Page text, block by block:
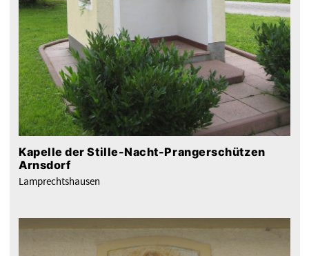
Kapelle der Stille-Nacht-Prangerschützen
Arnsdorf
Lamprechtshausen